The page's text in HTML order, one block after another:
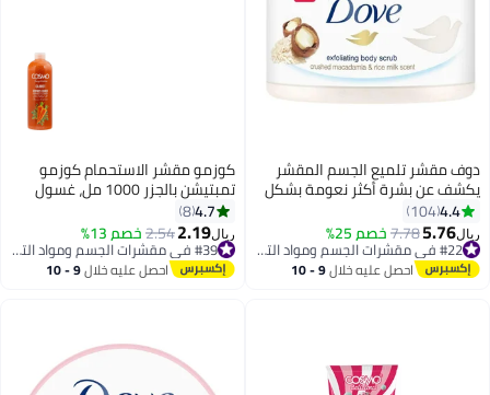
دوف مقشر تلميع الجسم المقشر
يكشف عن بشرة أكثر نعومة بشكل
واضح مكاديميا وحليب الأرز مقشر
الجسم الذي يغذي البشرة 298جم
4.4
104
ريال5.76
7.78خصم 25%
أقل سعر في 30 يوم
احصل عليه خلال 9 - 10
كوزمو مقشر الاستحمام كوزمو
تمبتيشن بالجزر 1000 مل، غسول
مرطب للجسم لجميع أنواع البشرة
للرجال والنساء
4.7
8
ريال2.19
2.54خصم 13%
تم بيع +20 مؤخرًا
احصل عليه خلال 9 - 10